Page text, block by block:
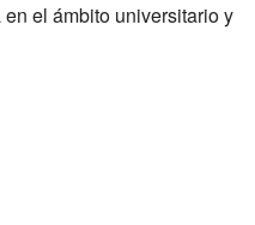
el ámbito universitario y